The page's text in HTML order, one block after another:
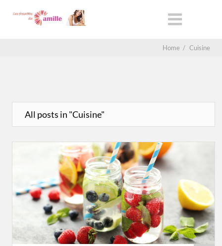
Home / Cuisine
All posts in "Cuisine"